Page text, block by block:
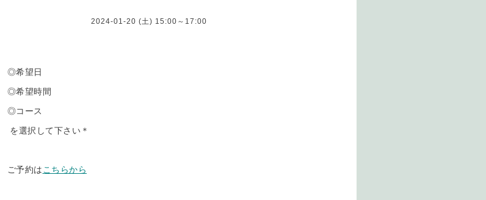
2024-01-20 (土) 15:00～17:00
◎希望日
◎希望時間
◎コース
を選択して下さい＊
ご予約は こちらから